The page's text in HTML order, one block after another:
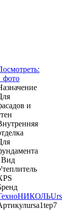
фото
и
Вид
ursa1tep7